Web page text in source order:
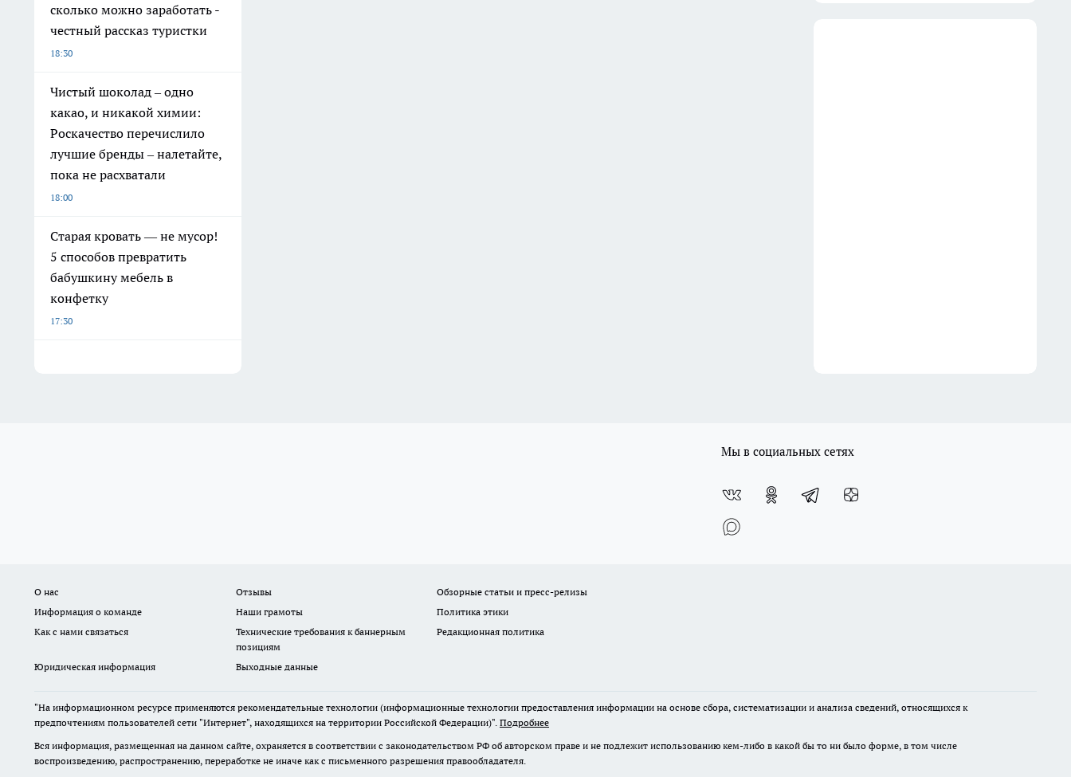
сколько можно заработать -
честный рассказ туристки
18:30
Чистый шоколад – одно
какао, и никакой химии:
Роскачество перечислило
лучшие бренды – налетайте,
пока не расхватали
18:00
Старая кровать — не мусор!
5 способов превратить
бабушкину мебель в
конфетку
17:30
Мы в социальных сетях
О нас Отзывы
Обзорные статьи и пресс-релизы
Информация о команде
Наши грамоты
Политика этики
Как с нами связаться
Технические требования к баннерным
позициям
Редакционная политика
Юридическая информация Выходные данные
"На информационном ресурсе применяются рекомендательные технологии (информационные технологии предоставления информации на основе сбора, систематизации и анализа сведений, относящихся к
предпочтениям пользователей сети "Интернет", находящихся на территории Российской Федерации)". Подробнее
Вся информация, размещенная на данном сайте, охраняется в соответствии с законодательством РФ об авторском праве и не подлежит использованию кем-либо в какой бы то ни было форме, в том числе
воспроизведению, распространению, переработке не иначе как с письменного разрешения правообладателя.